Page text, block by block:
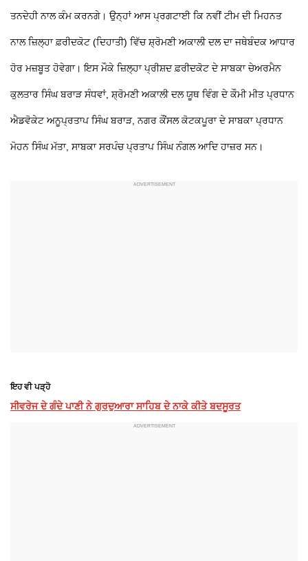
ਤਨਦੇਹੀ ਨਾਲ ਕੰਮ ਕਰਨਗੇ। ਉਨ੍ਹਾਂ ਆਸ ਪ੍ਰਗਟਾਈ ਕਿ ਨਵੀਂ ਟੀਮ ਦੀ ਮਿਹਨਤ
ਨਾਲ ਜ਼ਿਲ੍ਹਾ ਫ਼ਰੀਦਕੋਟ (ਦਿਹਾਤੀ) ਵਿੱਚ ਸ਼੍ਰੋਮਣੀ ਅਕਾਲੀ ਦਲ ਦਾ ਜਥੇਬੰਦਕ ਆਧਾਰ
ਹੋਰ ਮਜ਼ਬੂਤ ਹੋਵੇਗਾ। ਇਸ ਮੌਕੇ ਜ਼ਿਲ੍ਹਾ ਪ੍ਰੀਸ਼ਦ ਫ਼ਰੀਦਕੋਟ ਦੇ ਸਾਬਕਾ ਚੇਅਰਮੈਨ
ਕੁਲਤਾਰ ਸਿੰਘ ਬਰਾੜ ਸੰਧਵਾਂ, ਸ਼੍ਰੋਮਣੀ ਅਕਾਲੀ ਦਲ ਯੂਥ ਵਿੰਗ ਦੇ ਕੌਮੀ ਮੀਤ ਪ੍ਰਧਾਨ
ਐਡਵੋਕੇਟ ਅਨੂਪ੍ਰਤਾਪ ਸਿੰਘ ਬਰਾੜ, ਨਗਰ ਕੌਂਸਲ ਕੋਟਕਪੂਰਾ ਦੇ ਸਾਬਕਾ ਪ੍ਰਧਾਨ
ਮੋਹਨ ਸਿੰਘ ਮੱਤਾ, ਸਾਬਕਾ ਸਰਪੰਚ ਪ੍ਰਤਾਪ ਸਿੰਘ ਨੰਗਲ ਆਦਿ ਹਾਜ਼ਰ ਸਨ।
ਇਹ ਵੀ ਪੜ੍ਹੋ
ਸੀਵਰੇਜ ਦੇ ਗੰਦੇ ਪਾਣੀ ਨੇ ਗੁਰਦੁਆਰਾ ਸਾਹਿਬ ਦੇ ਨਾਕੇ ਕੀਤੇ ਬਦਸੂਰਤ